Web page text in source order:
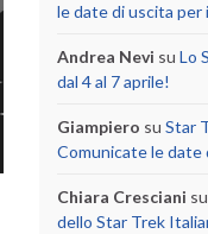
le date di uscita per
Andrea Nevi su Lo
dal 4 al 7 aprile!
Giampiero su Star
Comunicate le date
Chiara Cresciani su
dello Star Trek